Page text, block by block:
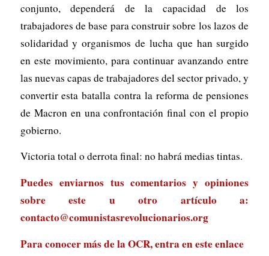
conjunto, dependerá de la capacidad de los
trabajadores de base para construir sobre los lazos de
solidaridad y organismos de lucha que han surgido
en este movimiento, para continuar avanzando entre
las nuevas capas de trabajadores del sector privado, y
convertir esta batalla contra la reforma de pensiones
de Macron en una confrontación final con el propio
gobierno.
Victoria total o derrota final: no habrá medias tintas.
Puedes enviarnos tus comentarios y opiniones
sobre este u otro artículo a:
contacto@comunistasrevolucionarios.org
Para conocer más de la OCR, entra eneste enlace